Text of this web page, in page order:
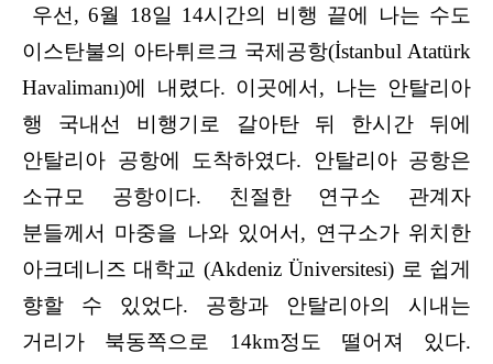
우선, 6월 18일 14시간의 비행 끝에 나는 수도
이스탄불의 아타튀르크 국제공항(İstanbul Atatürk
Havalimanı)에 내렸다. 이곳에서, 나는 안탈리아
행 국내선 비행기로 갈아탄 뒤 한시간 뒤에
안탈리아 공항에 도착하였다. 안탈리아 공항은
소규모 공항이다. 친절한 연구소 관계자
분들께서 마중을 나와 있어서, 연구소가 위치한
아크데니즈 대학교 (Akdeniz Üniversitesi) 로 쉽게
향할 수 있었다. 공항과 안탈리아의 시내는
거리가 북동쪽으로 14km정도 떨어져 있다.